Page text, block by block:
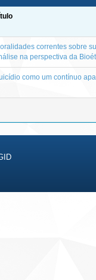
correntes sobre
na perspectiva da
como um contínuo